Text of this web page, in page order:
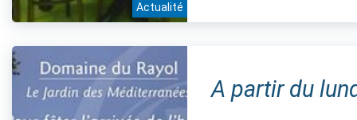
Actualité
A partir du